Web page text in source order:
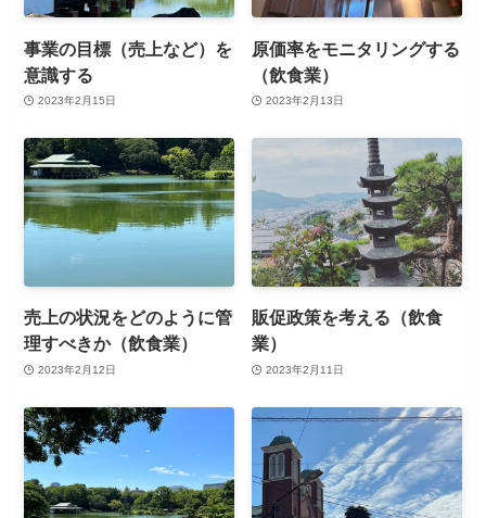
事業の目標（売上など）を
意識する
2023年2月15日
原価率をモニタリングする
（飲食業）
2023年2月13日
売上の状況をどのように管
理すべきか（飲食業）
2023年2月12日
販促政策を考える（飲食
業）
2023年2月11日